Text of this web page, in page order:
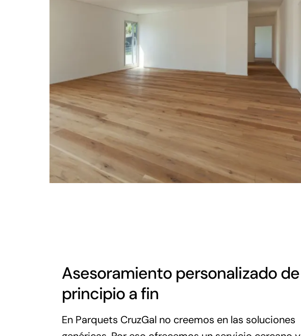
Asesoramiento personalizado de
principio a fin
En Parquets CruzGal no creemos en las soluciones